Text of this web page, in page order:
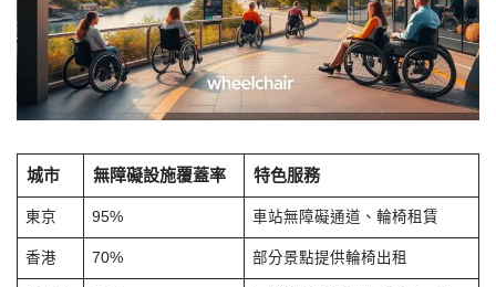
城市 無障礙設施覆蓋率 特色服務
東京 95% 車站無障礙通道、輪椅租賃
香港 70% 部分景點提供輪椅出租